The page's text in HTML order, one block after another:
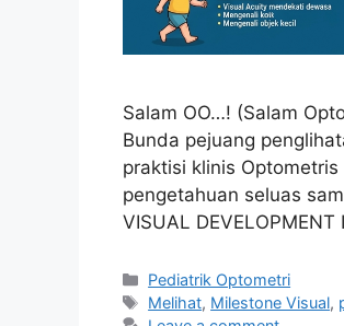
Salam OO…! (Salam
Bunda pejuang
praktisi klinis
pengetahuan seluas
VISUAL
Categories
Pediatrik Optometri
Tags
Melihat, Milestone Visual,